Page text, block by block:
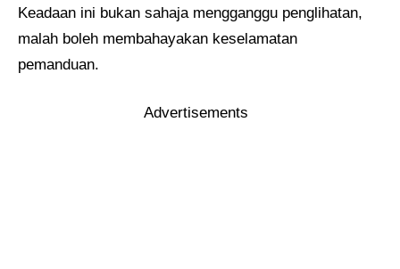
Keadaan ini bukan sahaja mengganggu penglihatan,
malah boleh membahayakan keselamatan
pemanduan.
Advertisements